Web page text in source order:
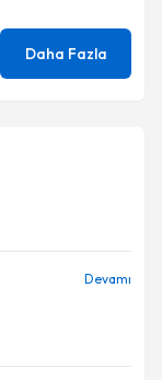
Daha Fazla
Devamı